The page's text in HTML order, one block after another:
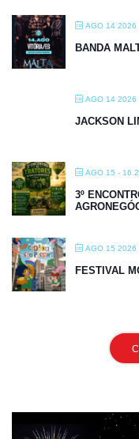
AGO 14 2026
BANDA
AGO 14 2026
JACKSON
AGO 15 - 16
3º
AGO 15 2026
FESTIVAL